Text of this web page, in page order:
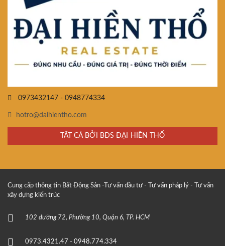
0973432147 - 0948774334
hotro@daihientho.com
TẤT CẢ BỞI BĐS ĐẠI HIỀN THỔ
Cung cấp thông tin Bất Động Sản -Tư vấn đầu tư - Tư vấn pháp lý - Tư vấn
xây dựng kiến trúc
102 đường 72, Phường 10, Quận 6, TP. HCM
0973.4321.47 - 0948.774.334